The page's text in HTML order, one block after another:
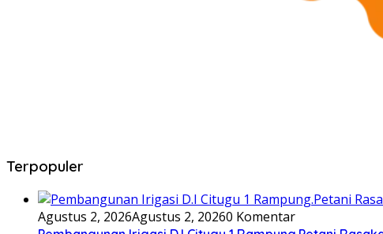
Terpopuler
Agustus 2, 2026Agustus 2, 20260 Komentar